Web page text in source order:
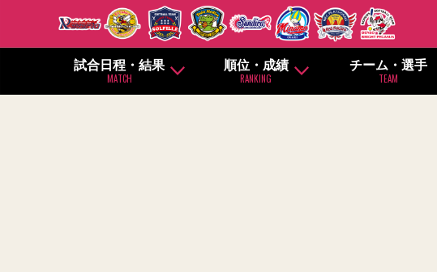
試合日程・結果
MATCH
順位・成績
RANKING
チーム・選手
TEAM